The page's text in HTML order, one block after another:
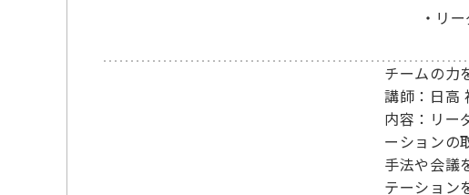
リ
チームの力
講師：日高
内容：リー
ーションの
手法や会議
テーション